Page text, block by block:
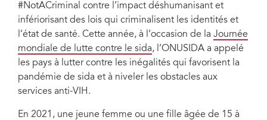
#NotACriminal contre l’impact déshumanisant et
infériorisant des lois qui criminalisent les identités et
l’état de santé. Cette année, à l’occasion de la Journée
mondiale de lutte contre le sida, l’ONUSIDA a appelé
les pays à lutter contre les inégalités qui favorisent la
pandémie de sida et à niveler les obstacles aux
services anti-VIH.
En 2021, une jeune femme ou une fille âgée de 15 à